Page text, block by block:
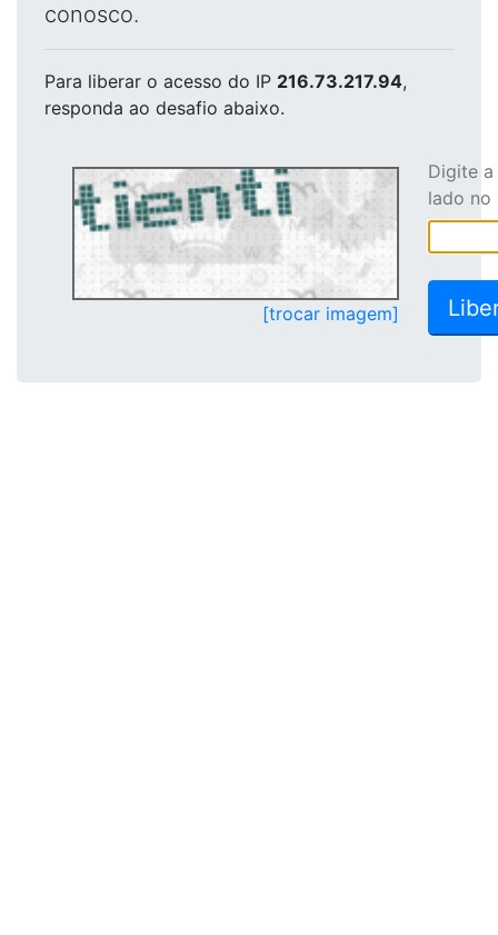
conosco.
Para liberar o acesso do IP 216.73.217.94,
responda ao desafio abaixo.
[trocar imagem]
Digite
lado no